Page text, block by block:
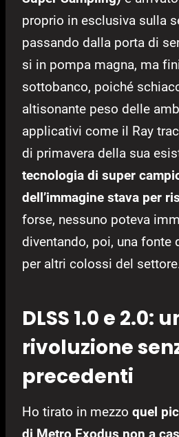
proprio in esclusiva sulla
passando dalla porta di
si in pompa magna, ma
sottobanco, poiché
altisonante peso delle
applicativi come il Ray
di primavera della sua
tecnologia di super
dell’immagine stava per
forse, nessuno poteva
diventando, poi, una fonte
per altri colossi del
DLSS 1.0 e 2.0:
rivoluzione
precedenti
Ho tirato in mezzo quel